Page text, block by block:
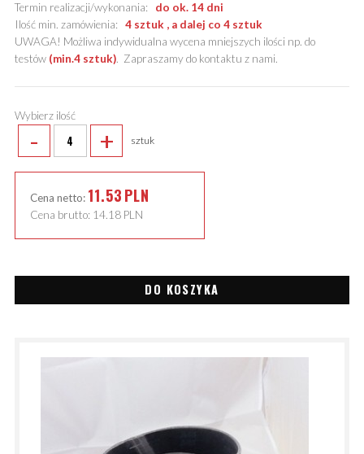
Termin realizacji/wykonania: do ok. 14 dni
Ilość min. zamówienia: 4 sztuk , a dalej co 4 sztuk
UWAGA! Możliwa indywidualna wycena mniejszych ilości np. do
testów (min.4 sztuk). Zapraszamy do kontaktu z nami.
Wybierz ilość
- + sztuk
Cena netto: 11.53PLN
Cena brutto: 14.18 PLN
DO KOSZYKA